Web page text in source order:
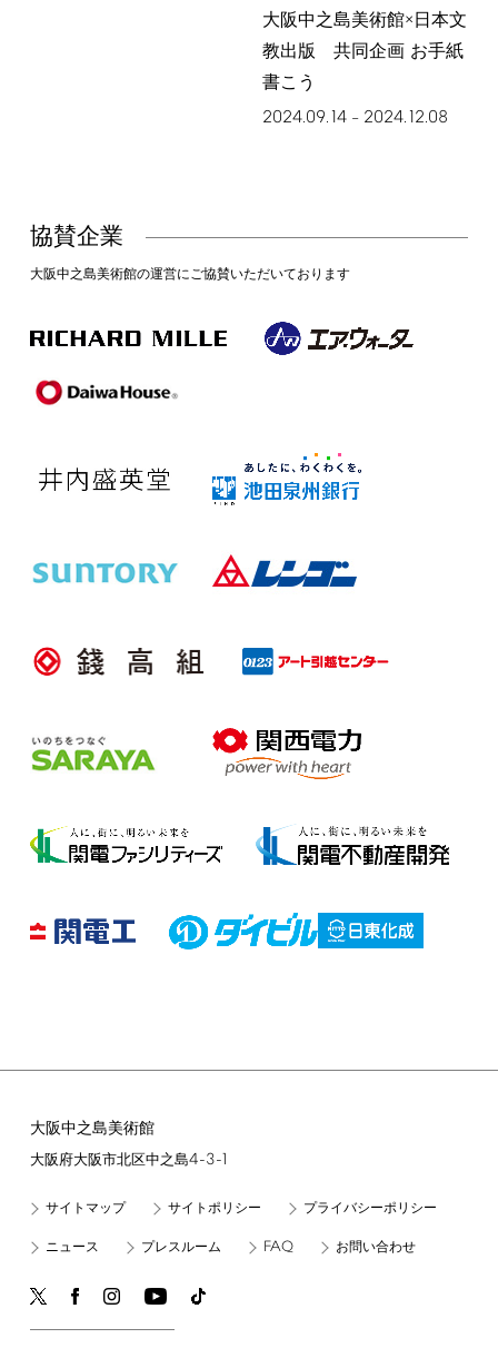
大阪中之島美術館×日本文
教出版 共同企画 お手紙
書こう
2024.09.14– 2024.12.08
協賛企業
大阪中之島美術館の運営にご協賛いただいております
大阪中之島美術館
大阪府大阪市北区中之島4-3-1
サイトマップ サイトポリシー プライバシーポリシー
ニュース プレスルーム FAQ お問い合わせ